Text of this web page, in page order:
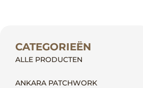
CATEGORIEËN
ALLE PRODUCTEN
ANKARA PATCHWORK